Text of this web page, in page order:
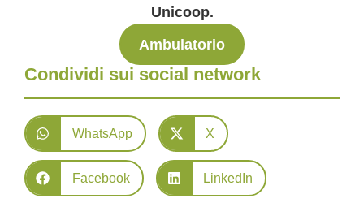
Unicoop.
Ambulatorio
Condividi sui social network
WhatsApp X
Facebook LinkedIn